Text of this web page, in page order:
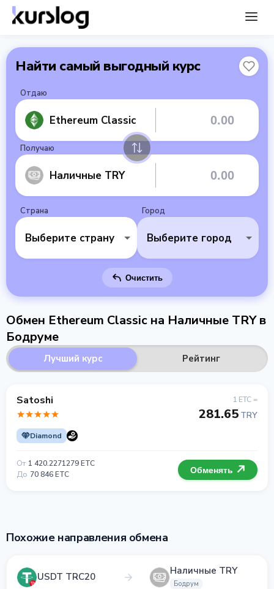
Найти самый выгодный курс
Отдаю
Ethereum Classic
Получаю
Наличные TRY
Страна
Выберите страну
Город
Выберите город
Очистить
Обмен Ethereum Classic на Наличные TRY в
Бодруме
Лучший курс Рейтинг
Satoshi
Diamond
1 ETC =
281.65 TRY
От 1 420.2271279 ETC
До 70 846 ETC Обменять
Похожие направления обмена
USDT TRC20 Наличные TRY
Бодрум